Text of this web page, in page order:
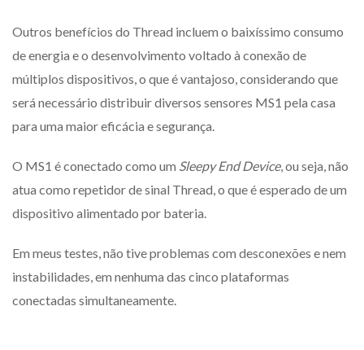
Outros benefícios do Thread incluem o baixíssimo consumo
de energia e o desenvolvimento voltado à conexão de
múltiplos dispositivos, o que é vantajoso, considerando que
será necessário distribuir diversos sensores MS1 pela casa
para uma maior eficácia e segurança.
O MS1 é conectado como um Sleepy End Device, ou seja, não
atua como repetidor de sinal Thread, o que é esperado de um
dispositivo alimentado por bateria.
Em meus testes, não tive problemas com desconexões e nem
instabilidades, em nenhuma das cinco plataformas
conectadas simultaneamente.